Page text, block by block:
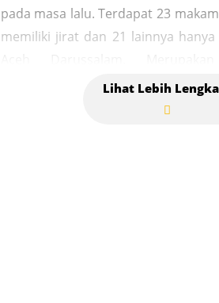
pada masa lalu. Terdapat 23
memiliki jirat dan 21 lainnya
penyebaran Islam di wilayah
tempat peristirahatan para tokoh